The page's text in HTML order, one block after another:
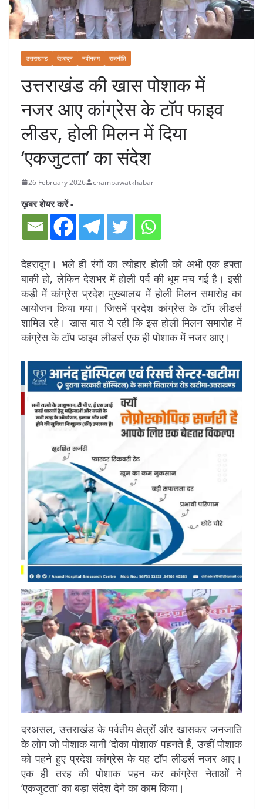
उत्तराखण्ड देहरादून नवीनतम राजनीति
उत्तराखंड की खास पोशाक में
नजर आए कांग्रेस के टॉप फाइव
लीडर, होली मिलन में दिया
‘एकजुटता’ का संदेश
26 February 2026 champawatkhabar
ख़बर शेयर करें -
देहरादून। भले ही रंगों का त्योहार होली को अभी एक हफ्ता
बाकी हो, लेकिन देशभर में होली पर्व की धूम मच गई है। इसी
कड़ी में कांग्रेस प्रदेश मुख्यालय में होली मिलन समारोह का
आयोजन किया गया। जिसमें प्रदेश कांग्रेस के टॉप लीडर्स
शामिल रहे। खास बात ये रही कि इस होली मिलन समारोह में
कांग्रेस के टॉप फाइव लीडर्स एक ही पोशाक में नजर आए।
दरअसल, उत्तराखंड के पर्वतीय क्षेत्रों और खासकर जनजाति
के लोग जो पोशाक यानी ‘दोका पोशाक’ पहनते हैं, उन्हीं पोशाक
को पहने हुए प्रदेश कांग्रेस के यह टॉप लीडर्स नजर आए।
एक ही तरह की पोशाक पहन कर कांग्रेस नेताओं ने
‘एकजुटता’ का बड़ा संदेश देने का काम किया।